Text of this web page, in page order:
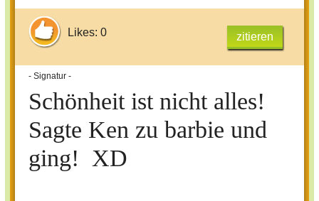
Likes: 0 zitieren
- Signatur -
Schönheit ist nicht alles!
Sagte Ken zu barbie und
ging! XD